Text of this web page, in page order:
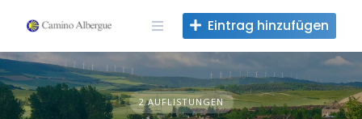
Inhalt
springen
Eintrag hinzufügen
2 AUFLISTUNGEN